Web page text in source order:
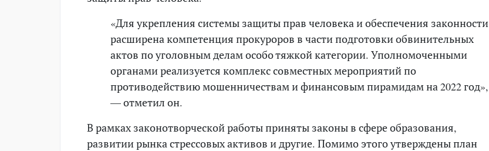
«Для укрепления системы защиты прав человека и обеспечения законности
расширена компетенция прокуроров в части подготовки обвинительных
актов по уголовным делам особо тяжкой категории. Уполномоченными
органами реализуется комплекс совместных мероприятий по
противодействию мошенничествам и финансовым пирамидам на 2022 год»,
— отметил он.
В рамках законотворческой работы приняты законы в сфере образования,
развитии рынка стрессовых активов и другие. Помимо этого утверждены план